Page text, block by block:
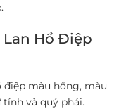
Lan Hồ Điệp
điệp màu hồng, màu
và quý phái.